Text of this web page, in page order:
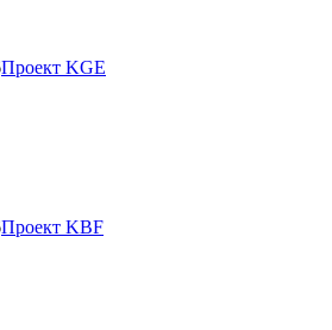
Проект KGE
Проект KBF